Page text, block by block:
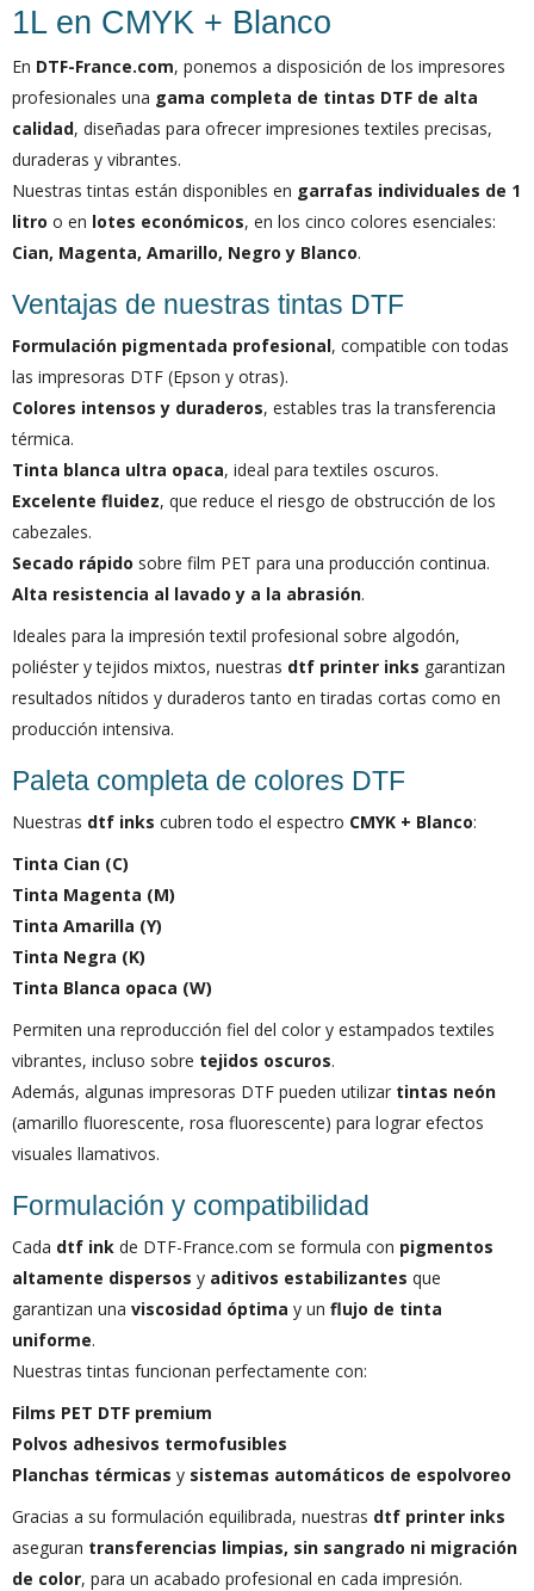
1L en CMYK + Blanco
En DTF-France.com, ponemos a disposición de los impresores
profesionales una gama completa de tintas DTF de alta
calidad, diseñadas para ofrecer impresiones textiles precisas,
duraderas y vibrantes.
Nuestras tintas están disponibles en garrafas individuales de 1
litro o en lotes económicos, en los cinco colores esenciales:
Cian, Magenta, Amarillo, Negro y Blanco.
Ventajas de nuestras tintas DTF
Formulación pigmentada profesional, compatible con todas
las impresoras DTF (Epson y otras).
Colores intensos y duraderos, estables tras la transferencia
térmica.
Tinta blanca ultra opaca, ideal para textiles oscuros.
Excelente fluidez, que reduce el riesgo de obstrucción de los
cabezales.
Secado rápido sobre film PET para una producción continua.
Alta resistencia al lavado y a la abrasión.
Ideales para la impresión textil profesional sobre algodón,
poliéster y tejidos mixtos, nuestras dtf printer inks garantizan
resultados nítidos y duraderos tanto en tiradas cortas como en
producción intensiva.
Paleta completa de colores DTF
Nuestras dtf inks cubren todo el espectro CMYK + Blanco:
Tinta Cian (C)
Tinta Magenta (M)
Tinta Amarilla (Y)
Tinta Negra (K)
Tinta Blanca opaca (W)
Permiten una reproducción fiel del color y estampados textiles
vibrantes, incluso sobre tejidos oscuros.
Además, algunas impresoras DTF pueden utilizar tintas neón
(amarillo fluorescente, rosa fluorescente) para lograr efectos
visuales llamativos.
Formulación y compatibilidad
Cada dtf ink de DTF-France.com se formula con pigmentos
altamente dispersos y aditivos estabilizantes que
garantizan una viscosidad óptima y un flujo de tinta
uniforme.
Nuestras tintas funcionan perfectamente con:
Films PET DTF premium
Polvos adhesivos termofusibles
Planchas térmicas y sistemas automáticos de espolvoreo
Gracias a su formulación equilibrada, nuestras dtf printer inks
aseguran transferencias limpias, sin sangrado ni migración
de color, para un acabado profesional en cada impresión.